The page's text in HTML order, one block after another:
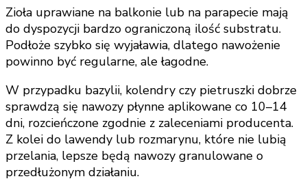
Zioła uprawiane na balkonie lub na parapecie mają
do dyspozycji bardzo ograniczoną ilość substratu.
Podłoże szybko się wyjaławia, dlatego nawożenie
powinno być regularne, ale łagodne.
W przypadku bazylii, kolendry czy pietruszki dobrze
sprawdzą się nawozy płynne aplikowane co 10–14
dni, rozcieńczone zgodnie z zaleceniami producenta.
Z kolei do lawendy lub rozmarynu, które nie lubią
przelania, lepsze będą nawozy granulowane o
przedłużonym działaniu.